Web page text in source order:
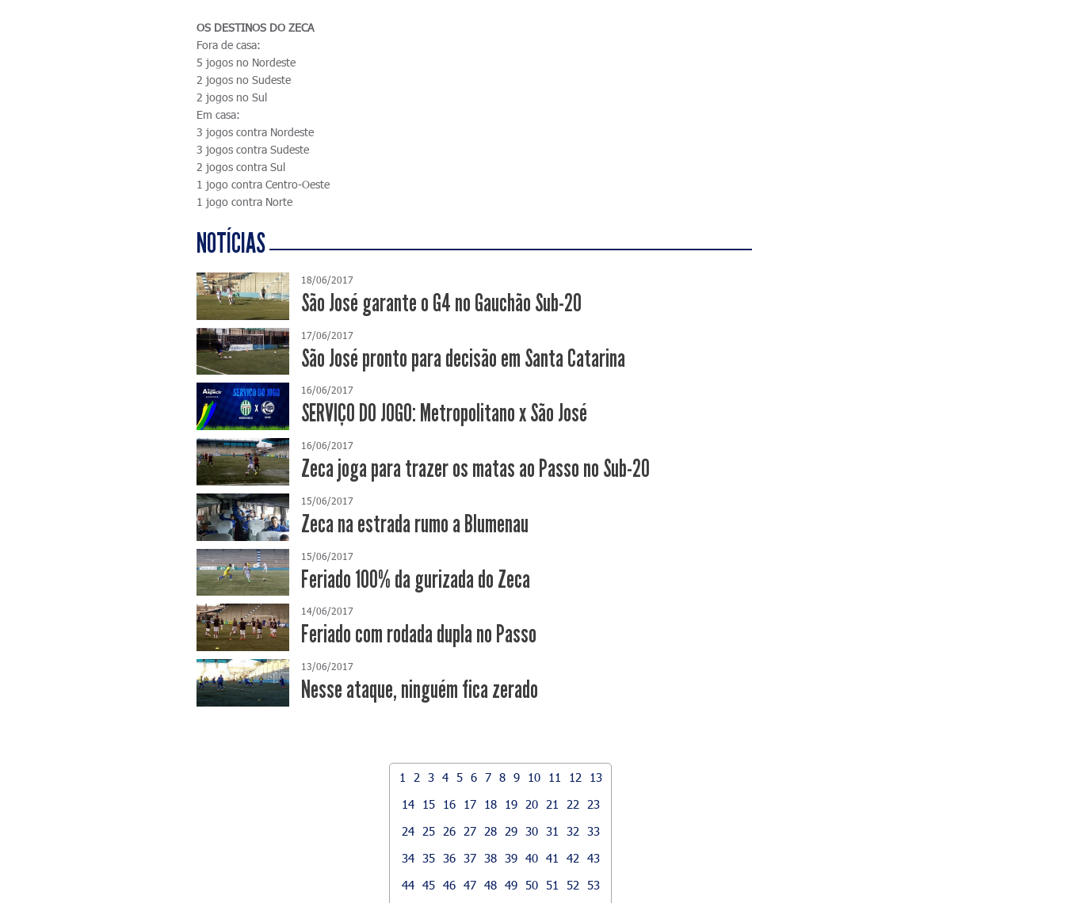
OS DESTINOS DO ZECA
Fora de casa:
5 jogos no Nordeste
2 jogos no Sudeste
2 jogos no Sul
Em casa:
3 jogos contra Nordeste
3 jogos contra Sudeste
2 jogos contra Sul
1 jogo contra Centro-Oeste
1 jogo contra Norte
NOTÍCIAS
18/06/2017
São José garante o G4 no Gauchão Sub-20
17/06/2017
São José pronto para decisão em Santa Catarina
16/06/2017
SERVIÇO DO JOGO: Metropolitano x São José
16/06/2017
Zeca joga para trazer os matas ao Passo no Sub-20
15/06/2017
Zeca na estrada rumo a Blumenau
15/06/2017
Feriado 100% da gurizada do Zeca
14/06/2017
Feriado com rodada dupla no Passo
13/06/2017
Nesse ataque, ninguém fica zerado
1 2 3 4 5 6 7 8 9 10 11 12
13
14
15 16 17 18 19 20 21 22
23
24
25 26 27 28 29 30 31 32
33
34 35 36 37 38 39 40 41 42
43
44 45 46 47 48 49 50 51 52
53